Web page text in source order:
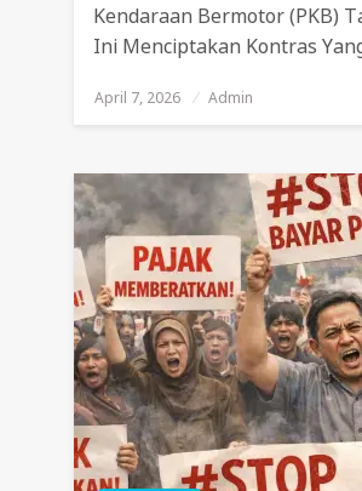
Kendaraan Bermotor (PKB)
Ini Menciptakan Kontras
Posted
On
April 7, 2026 Admin